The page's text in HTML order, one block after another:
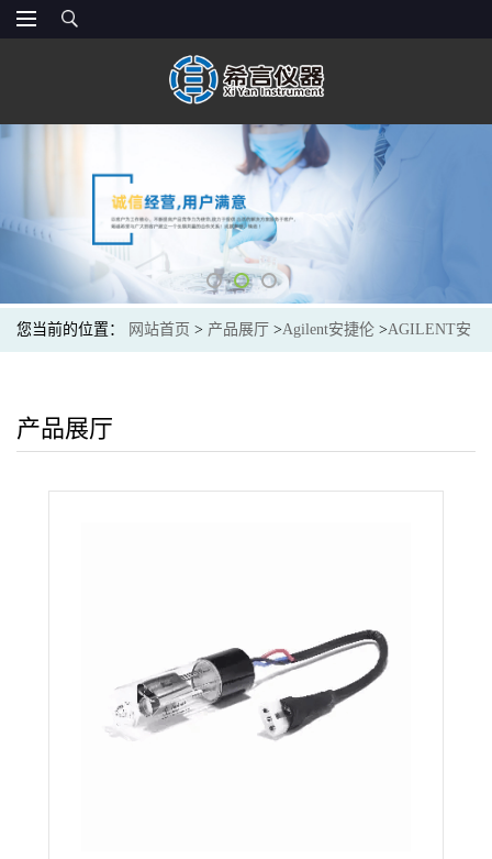
您当前的位置： 网站首页 > 产品展厅 >Agilent安捷伦 >AGILENT安
仪器的替代紫外光源灯Deuterium UV lamp,Cary 100/300 UV, 1/pk
产品展厅